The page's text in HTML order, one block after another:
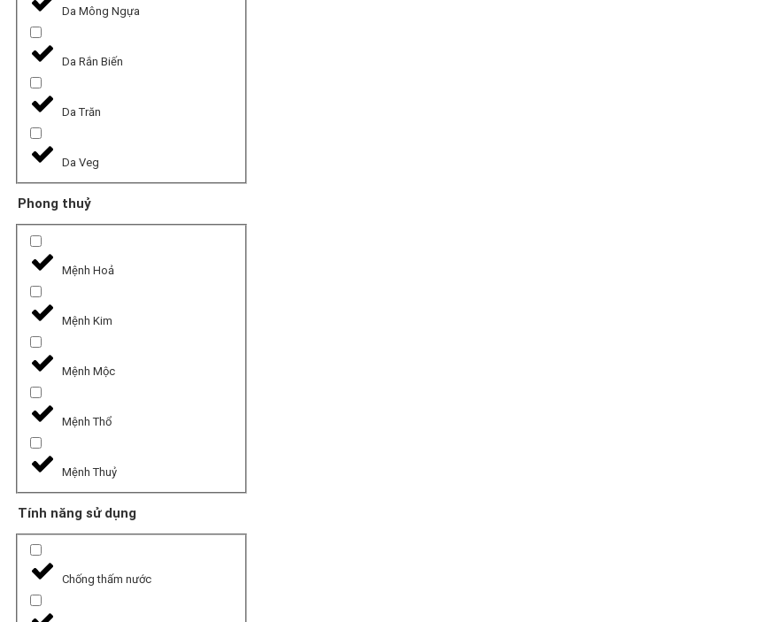
Da Mông Ngựa
Da Rắn Biến
Da Trăn
Da Veg
Phong thuỷ
Mệnh Hoả
Mệnh Kim
Mệnh Mộc
Mệnh Thổ
Mệnh Thuỷ
Tính năng sử dụng
Chống thấm nước